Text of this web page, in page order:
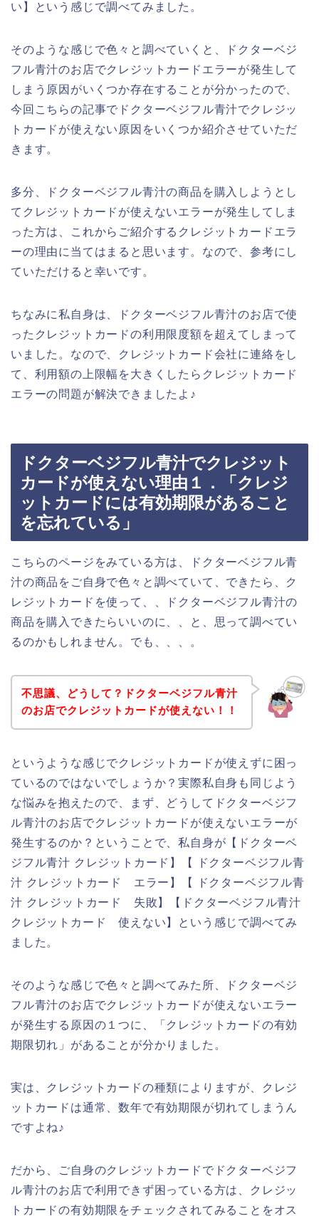
い】という感じで調べてみました。
そのような感じで色々と調べていくと、ドクターベジ
フル青汁のお店でクレジットカードエラーが発生して
しまう原因がいくつか存在することが分かったので、
今回こちらの記事でドクターベジフル青汁でクレジッ
トカードが使えない原因をいくつか紹介させていただ
きます。
多分、ドクターベジフル青汁の商品を購入しようとし
てクレジットカードが使えないエラーが発生してしま
った方は、これからご紹介するクレジットカードエラ
ーの理由に当てはまると思います。なので、参考にし
ていただけると幸いです。
ちなみに私自身は、ドクターベジフル青汁のお店で使
ったクレジットカードの利用限度額を超えてしまって
いました。なので、クレジットカード会社に連絡をし
て、利用額の上限幅を大きくしたらクレジットカード
エラーの問題が解決できましたよ♪
ドクターベジフル青汁でクレジット
カードが使えない理由１．「クレジ
ットカードには有効期限があること
を忘れている」
こちらのページをみている方は、ドクターベジフル青
汁の商品をご自身で色々と調べていて、できたら、ク
レジットカードを使って、、ドクターベジフル青汁の
商品を購入できたらいいのに、、と、思って調べてい
るのかもしれません。でも、、、。
不思議、どうして？ドクターベジフル青汁
のお店でクレジットカードが使えない！！
というような感じでクレジットカードが使えずに困っ
ているのではないでしょうか？実際私自身も同じよう
な悩みを抱えたので、まず、どうしてドクターベジフ
ル青汁のお店でクレジットカードが使えないエラーが
発生するのか？ということで、私自身が【ドクターベ
ジフル青汁 クレジットカード】【 ドクターベジフル青
汁 クレジットカード エラー】【 ドクターベジフル青
汁 クレジットカード 失敗】【ドクターベジフル青汁
クレジットカード 使えない】という感じで調べてみ
ました。
そのような感じで色々と調べてみた所、ドクターベジ
フル青汁のお店でクレジットカードが使えないエラー
が発生する原因の１つに、「クレジットカードの有効
期限切れ」があることが分かりました。
実は、クレジットカードの種類によりますが、クレジ
ットカードは通常、数年で有効期限が切れてしまうん
ですよね♪
だから、ご自身のクレジットカードでドクターベジフ
ル青汁のお店で利用できず困っている方は、クレジッ
トカードの有効期限をチェックされてみることをオス